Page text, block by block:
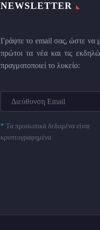
NEWSLETTER
Γράψτε το email σας, ώστε να
πρώτοι τα νέα και τις
πραγματοποιεί το λυκείο:
* Τα προσωπικά δεδομένα είναι
κρυπτογραφημένα